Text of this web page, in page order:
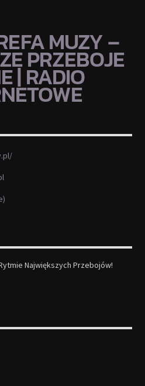
MUZY –
PRZEBOJE
| RADIO
Największych Przebojów!